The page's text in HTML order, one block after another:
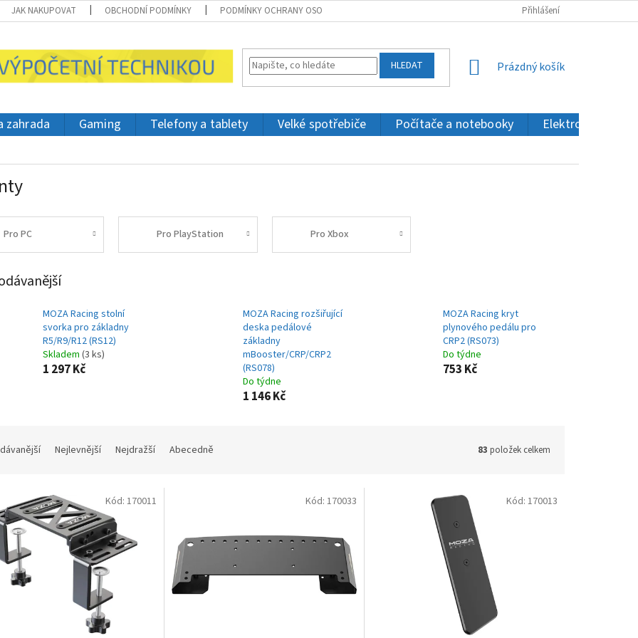
JAK NAKUPOVAT OBCHODNÍ PODMÍNKY PODMÍNKY OCHRANY OSOBNÍCH ÚDAJŮ Přihlášení
HLEDAT
NÁKUPNÍ
Prázdný košík
zahrada Gaming Telefony a tablety Velké spotřebiče Počítače a notebooky Elektronika a IT
Pro PC Pro PlayStation Pro Xbox
MOZA Racing stolní
svorka pro základny
R5/R9/R12 (RS12)
Skladem (3 ks)
1 297 Kč
MOZA Racing rozšiřující
deska pedálové
základny
mBooster/CRP/CRP2
(RS078)
Do týdne
1 146 Kč
MOZA Racing kryt
plynového pedálu pro
CRP2 (RS073)
Do týdne
753 Kč
Nejlevnější Nejdražší Abecedně 83 položek celkem
Kód: 170011 Kód: 170033 Kód: 170013